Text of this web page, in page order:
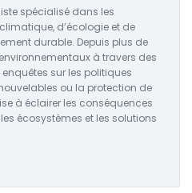
spécialisé dans les
d’écologie et de
durable. Depuis plus de
à travers des
sur les politiques
ou la protection de
à éclairer les conséquences
écosystèmes et les solutions